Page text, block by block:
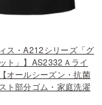
ス・A212シリーズ「グ
ト」】AS2332Ａライ
オールシーズン・抗菌
ト部分ゴム・家庭洗濯